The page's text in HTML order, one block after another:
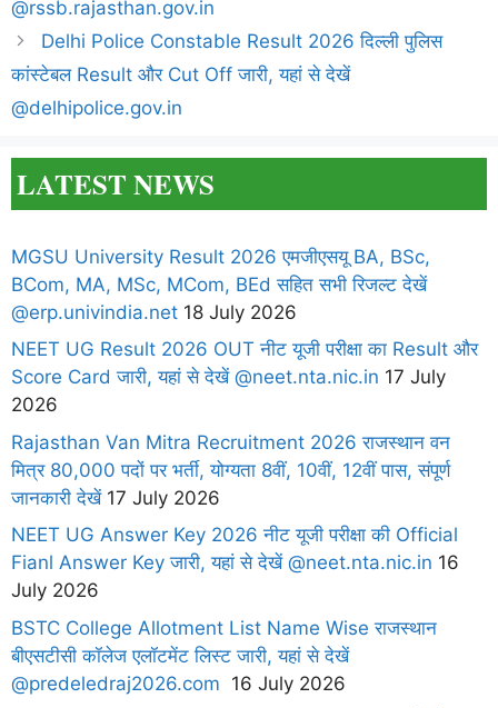
@rssb.rajasthan.gov.in
Delhi Police Constable Result 2026 दिल्ली पुलिस
कांस्टेबल Result और Cut Off जारी, यहां से देखें
@delhipolice.gov.in
LATEST NEWS
MGSU University Result 2026 एमजीएसयू BA, BSc,
BCom, MA, MSc, MCom, BEd सहित सभी रिजल्ट देखें
@erp.univindia.net 18 July 2026
NEET UG Result 2026 OUT नीट यूजी परीक्षा का Result और
Score Card जारी, यहां से देखें @neet.nta.nic.in 17 July
2026
Rajasthan Van Mitra Recruitment 2026 राजस्थान वन
मित्र 80,000 पदों पर भर्ती, योग्यता 8वीं, 10वीं, 12वीं पास, संपूर्ण
जानकारी देखें17 July 2026
NEET UG Answer Key 2026 नीट यूजी परीक्षा की Official
Fianl Answer Key जारी, यहां से देखें @neet.nta.nic.in 16
July 2026
BSTC College Allotment List Name Wise राजस्थान
बीएसटीसी कॉलेज एलॉटमेंट लिस्ट जारी, यहां से देखें
@predeledraj2026.com 16 July 2026